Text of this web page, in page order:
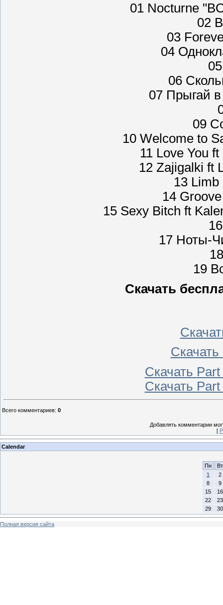
01 Noсturne
02
03
04
06
07 Прыгай в
09
10 Welcome to
11 Love You
12 Zajigalki ft
13
14
15 Sexy Bitch ft
17 Ноты-
19
Скачать
Скачать
Скачать
Всего комментариев: 0
Добавлять комментарии
[
Calendar
Пн
Вт
1
2
8
9
15
16
22
23
29
30
Полная версия сайта